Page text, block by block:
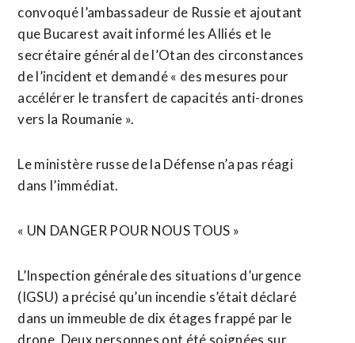
convoqué l’ambassadeur de Russie et ajoutant
que Bucarest avait informé les Alliés et le
secrétaire général de l’Otan des circonstances
de l’incident et demandé « des mesures pour ​
accélérer le transfert de capacités anti-drones
vers la Roumanie ».
Le ministère russe de la Défense n’a pas réagi
dans l’immédiat.
« UN DANGER POUR NOUS TOUS »
L’Inspection générale des situations d’urgence
(IGSU) a précisé qu’un incendie s’était déclaré
dans un immeuble de dix étages frappé par le
drone. Deux personnes ont été soignées sur